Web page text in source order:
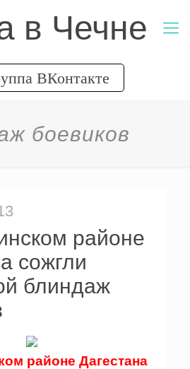
в Чечне
ВКонтакте
боевиков
районе
сожгли
блиндаж
районе Дагестана